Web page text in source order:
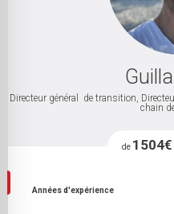
Directeur général de transition,
chain
de 1504€
Années d'expérience